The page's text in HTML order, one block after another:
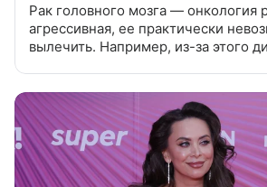
Рак головного мозга — онкология
агрессивная, ее практически
вылечить. Например, из-за этого